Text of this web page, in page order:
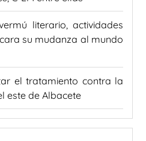
literario, actividades
su mudanza al mundo
el tratamiento contra la
este de Albacete